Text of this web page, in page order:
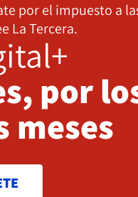
por el impuesto a
La Tercera.
por
meses